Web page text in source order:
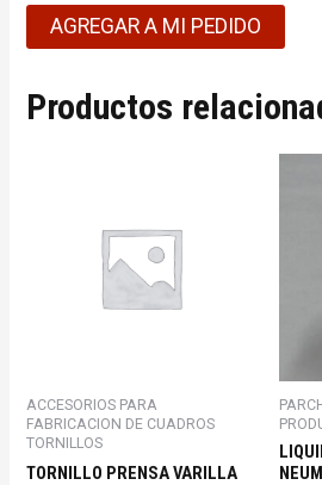
AGREGAR A MI PEDIDO
Productos
ACCESORIOS PARA
FABRICACION DE CUADROS
TORNILLOS
TORNILLO PRENSA VARILLA